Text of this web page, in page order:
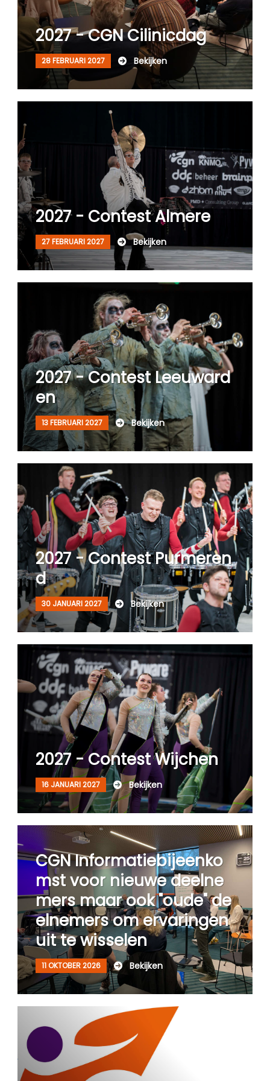
CGN Champions
CGN fonds 2020
Contact
(0)
Account
2027 - CGN Cilinicdag
28 FEBRUARI 2027 Bekijken
2027 - Contest Almere
27 FEBRUARI 2027 Bekijken
2027 - Contest Leeuward
en
13 FEBRUARI 2027 Bekijken
2027 - Contest Purmeren
d
30 JANUARI 2027 Bekijken
2027 - Contest Wijchen
16 JANUARI 2027 Bekijken
CGN Informatiebijeenko
mst voor nieuwe deelne
mers maar ook "oude" de
elnemers om ervaringen
uit te wisselen
11 OKTOBER 2026 Bekijken